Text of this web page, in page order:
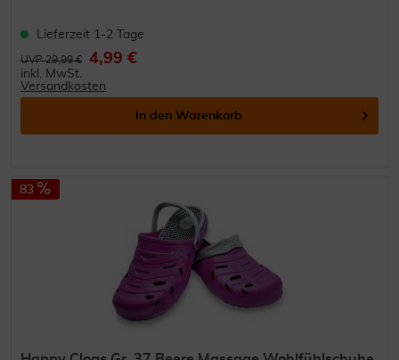
Lieferzeit 1-2 Tage
UVP 29,99 € 4,99 €
inkl. MwSt.
Versandkosten
In den Warenkorb
83